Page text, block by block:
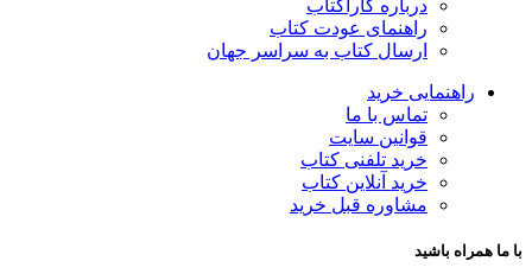
درباره کاراکتاب
راهنمای عودت کتاب
ارسال کتاب به سراسر جهان
راهنمایی خرید
تماس با ما
قوانین سایت
خرید تلفنی کتاب
خرید آنلاین کتاب
مشاوره قبل خرید
با ما همراه باشید